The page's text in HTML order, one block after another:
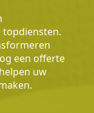
een offerte
uw